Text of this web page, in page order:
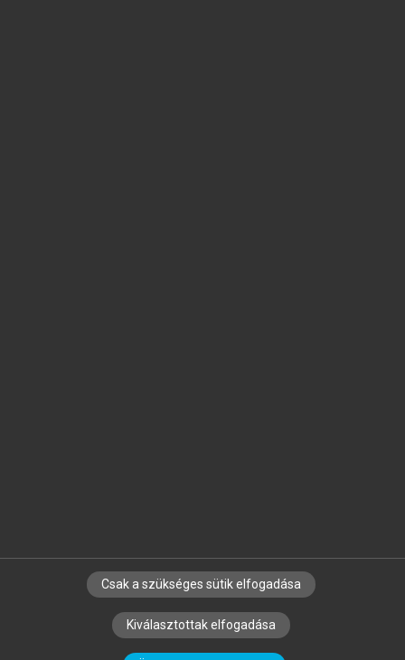
SZERZŐKNEK CÉGEKNEK KÖNYVTÁROSOKNAK
SZERKESZTÉSI ÉS LEKTORÁLÁSI ALAPELVEK
Csak a szükséges sütik elfogadása
Kiválasztottak elfogadása